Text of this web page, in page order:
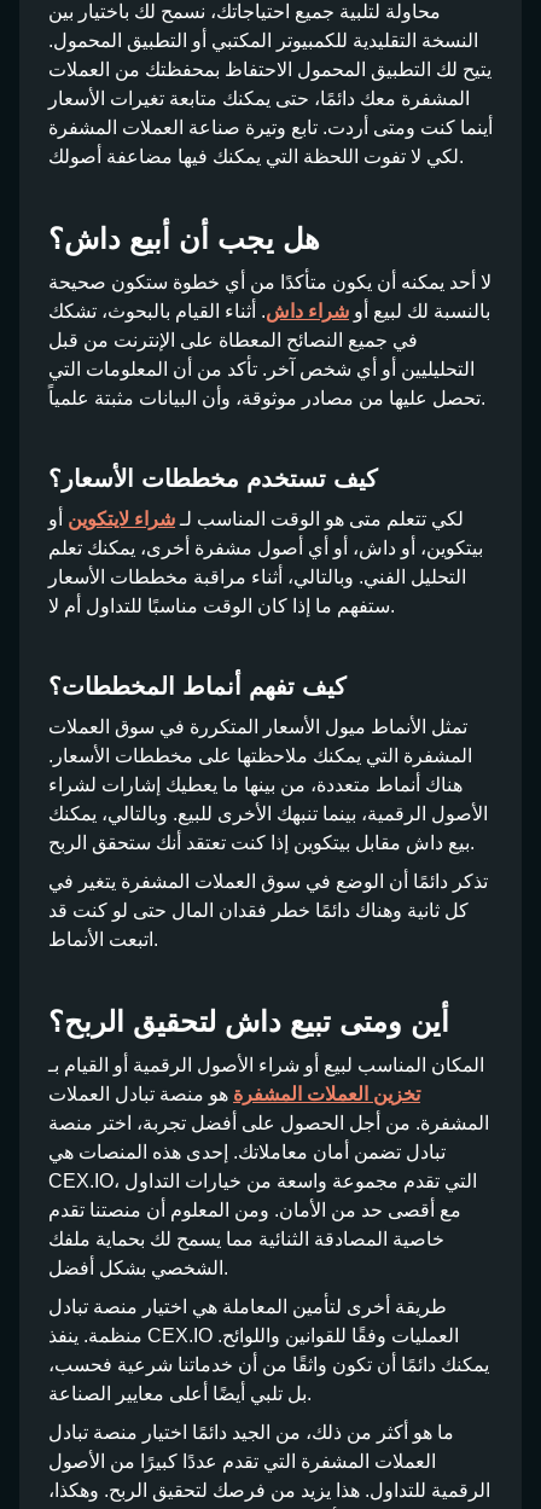
محاولة لتلبية جميع احتياجاتك، نسمح لك باختيار بين
النسخة التقليدية للكمبيوتر المكتبي أو التطبيق المحمول.
يتيح لك التطبيق المحمول الاحتفاظ بمحفظتك من العملات
المشفرة معك دائمًا، حتى يمكنك متابعة تغيرات الأسعار
أينما كنت ومتى أردت. تابع وتيرة صناعة العملات المشفرة
لكي لا تفوت اللحظة التي يمكنك فيها مضاعفة أصولك.
هل يجب أن أبيع داش؟
لا أحد يمكنه أن يكون متأكدًا من أي خطوة ستكون صحيحة
بالنسبة لك لبيع أو شراء داش. أثناء القيام بالبحوث، تشكك
في جميع النصائح المعطاة على الإنترنت من قبل
التحليليين أو أي شخص آخر. تأكد من أن المعلومات التي
تحصل عليها من مصادر موثوقة، وأن البيانات مثبتة علمياً.
كيف تستخدم مخططات الأسعار؟
لكي تتعلم متى هو الوقت المناسب لـ شراء لايتكوين أو
بيتكوين، أو داش، أو أي أصول مشفرة أخرى، يمكنك تعلم
التحليل الفني. وبالتالي، أثناء مراقبة مخططات الأسعار
ستفهم ما إذا كان الوقت مناسبًا للتداول أم لا.
كيف تفهم أنماط المخططات؟
تمثل الأنماط ميول الأسعار المتكررة في سوق العملات
المشفرة التي يمكنك ملاحظتها على مخططات الأسعار.
هناك أنماط متعددة، من بينها ما يعطيك إشارات لشراء
الأصول الرقمية، بينما تنبهك الأخرى للبيع. وبالتالي، يمكنك
بيع داش مقابل بيتكوين إذا كنت تعتقد أنك ستحقق الربح.
تذكر دائمًا أن الوضع في سوق العملات المشفرة يتغير في
كل ثانية وهناك دائمًا خطر فقدان المال حتى لو كنت قد
اتبعت الأنماط.
أين ومتى تبيع داش لتحقيق الربح؟
المكان المناسب لبيع أو شراء الأصول الرقمية أو القيام بـ
تخزين العملات المشفرة هو منصة تبادل العملات
المشفرة. من أجل الحصول على أفضل تجربة، اختر منصة
تبادل تضمن أمان معاملاتك. إحدى هذه المنصات هي
CEX.IO، التي تقدم مجموعة واسعة من خيارات التداول
مع أقصى حد من الأمان. ومن المعلوم أن منصتنا تقدم
خاصية المصادقة الثنائية مما يسمح لك بحماية ملفك
الشخصي بشكل أفضل.
طريقة أخرى لتأمين المعاملة هي اختيار منصة تبادل
منظمة. ينفذ CEX.IO العمليات وفقًا للقوانين واللوائح.
يمكنك دائمًا أن تكون واثقًا من أن خدماتنا شرعية فحسب،
بل تلبي أيضًا أعلى معايير الصناعة.
ما هو أكثر من ذلك، من الجيد دائمًا اختيار منصة تبادل
العملات المشفرة التي تقدم عددًا كبيرًا من الأصول
الرقمية للتداول. هذا يزيد من فرصك لتحقيق الربح. وهكذا،